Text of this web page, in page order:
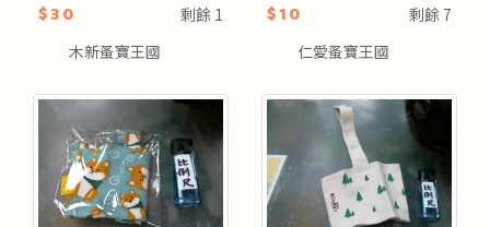
$30 剩餘 1
木新蚤寶王國
$10 剩餘 7
仁愛蚤寶王國